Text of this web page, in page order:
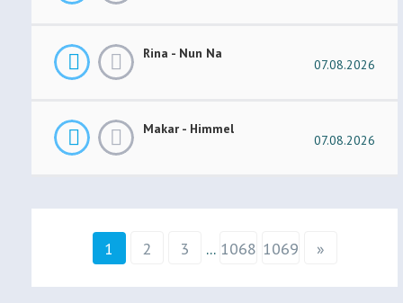
Rina - Nun Na
07.08.2026
Makar - Himmel
07.08.2026
1 2 3 ... 1068 1069 »